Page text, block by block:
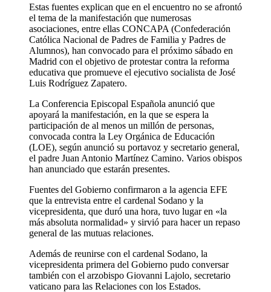
Estas fuentes explican que en el encuentro no se afrontó
el tema de la manifestación que numerosas
asociaciones, entre ellas CONCAPA (Confederación
Católica Nacional de Padres de Familia y Padres de
Alumnos), han convocado para el próximo sábado en
Madrid con el objetivo de protestar contra la reforma
educativa que promueve el ejecutivo socialista de José
Luis Rodríguez Zapatero.
La Conferencia Episcopal Española anunció que
apoyará la manifestación, en la que se espera la
participación de al menos un millón de personas,
convocada contra la Ley Orgánica de Educación
(LOE), según anunció su portavoz y secretario general,
el padre Juan Antonio Martínez Camino. Varios obispos
han anunciado que estarán presentes.
Fuentes del Gobierno confirmaron a la agencia EFE
que la entrevista entre el cardenal Sodano y la
vicepresidenta, que duró una hora, tuvo lugar en «la
más absoluta normalidad» y sirvió para hacer un repaso
general de las mutuas relaciones.
Además de reunirse con el cardenal Sodano, la
vicepresidenta primera del Gobierno pudo conversar
también con el arzobispo Giovanni Lajolo, secretario
vaticano para las Relaciones con los Estados.